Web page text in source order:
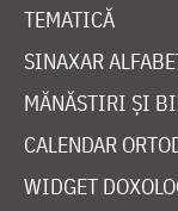
TEMATICĂ
SINAXAR
MĂNĂSTIRI ȘI
CALENDAR
WIDGET